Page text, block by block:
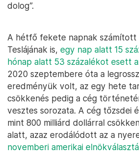
dolog”.
A hétfő fekete napnak számított
Teslájának is, egy nap alatt 15
hónap alatt 53 százalékot esett
2020 szeptembere óta a
eredményük volt, az egy hete
csökkenés pedig a cég
vesztes sorozata. A cég tőzsdei
mint 800 milliárd dollárral
alatt, azaz erodálódott az a
novemberi amerikai